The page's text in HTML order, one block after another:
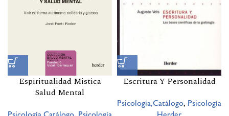
Espiritualidad Mistica
Salud Mental
Escritura Y Personalidad
Psicología,Catálogo, Psicología